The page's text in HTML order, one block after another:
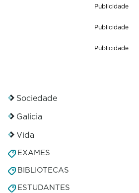
Publicidade
Publicidade
Publicidade
Sociedade
Galicia
Vida
EXAMES
BIBLIOTECAS
ESTUDANTES